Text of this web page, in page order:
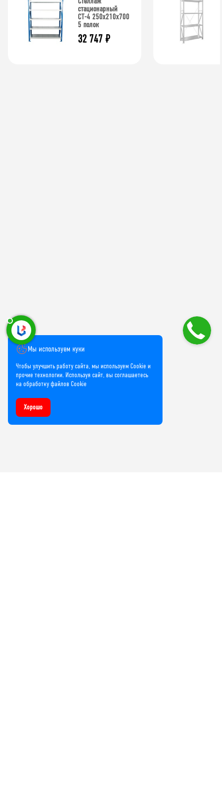
стационарный
СТ-4 250x210x700
5 полок
32 747 ₽
Мы используем куки
Чтобы улучшить работу сайта, мы используем Cookie и
прочие технологии. Используя сайт, вы соглашаетесь
на обработку файлов Cookie
Хорошо